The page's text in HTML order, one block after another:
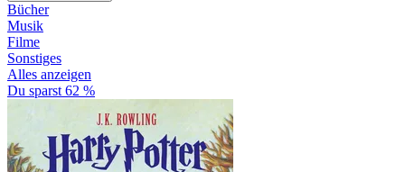
Bücher
Musik
Filme
Sonstiges
Alles anzeigen
Du sparst 62 %